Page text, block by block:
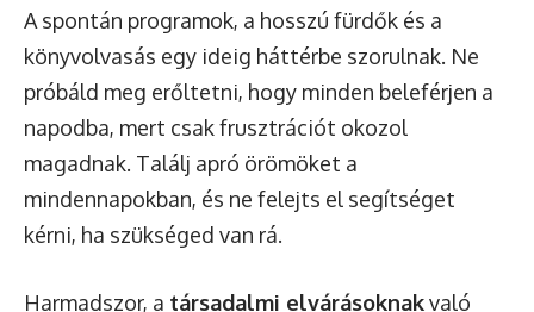
A spontán programok, a hosszú fürdők és a
könyvolvasás egy ideig háttérbe szorulnak. Ne
próbáld meg erőltetni, hogy minden beleférjen a
napodba, mert csak frusztrációt okozol
magadnak. Találj apró örömöket a
mindennapokban, és ne felejts el segítséget
kérni, ha szükséged van rá.
Harmadszor, a társadalmi elvárásoknakvaló